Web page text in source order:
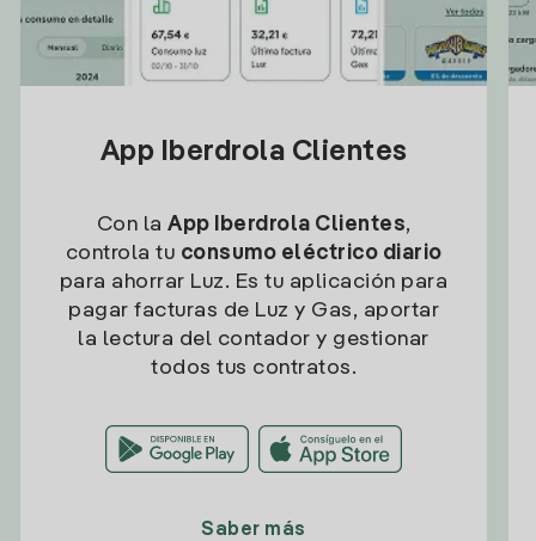
App Iberdrola Clientes
Con la App Iberdrola Clientes,
controla tu consumo eléctrico diario
para ahorrar Luz. Es tu aplicación para
pagar facturas de Luz y Gas, aportar
la lectura del contador y gestionar
todos tus contratos.
Saber más